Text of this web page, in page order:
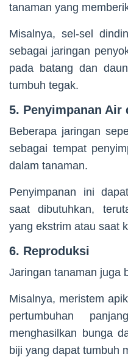
tanaman yang
Misalnya, sel-sel
sebagai jaringan
pada batang dan
tumbuh tegak.
5. Penyimpanan Air
Beberapa jaringan
sebagai tempat
dalam tanaman.
Penyimpanan ini
saat dibutuhkan,
yang ekstrim atau saat
6. Reproduksi
Jaringan tanaman juga
Misalnya, meristem
pertumbuhan
menghasilkan bunga
biji yang dapat tumbuh